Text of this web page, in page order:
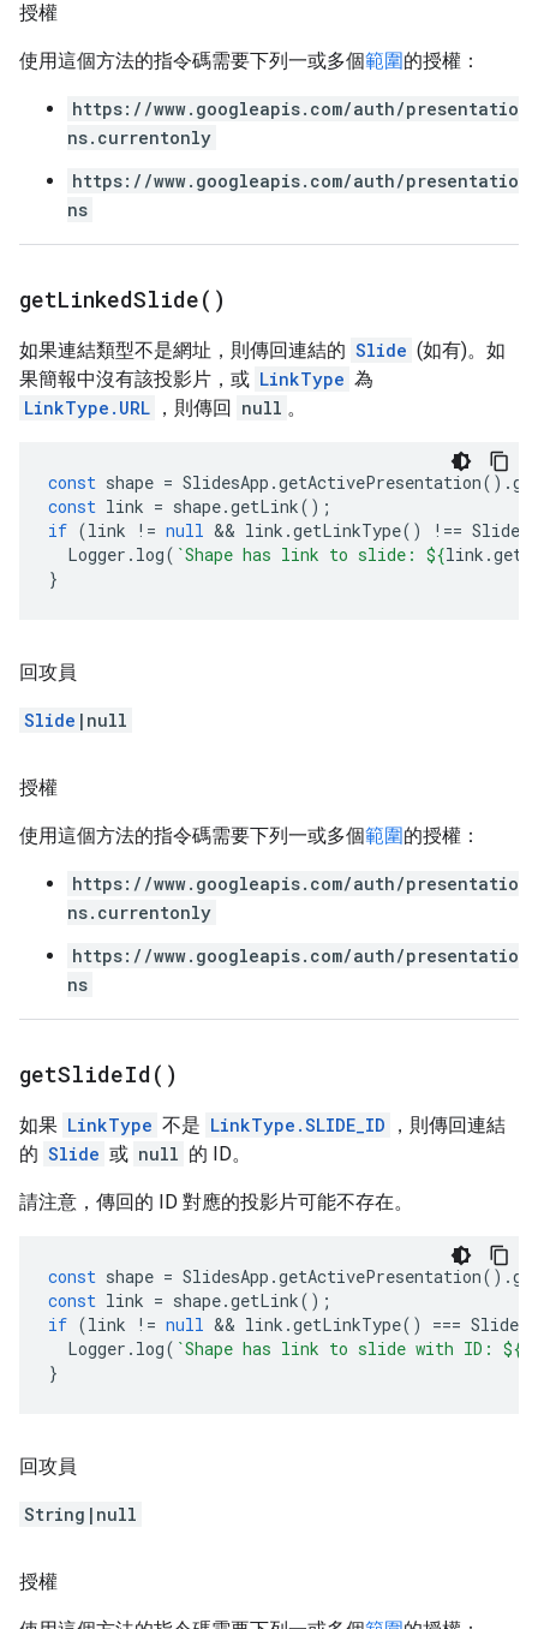
授權
使用這個方法的指令碼需要下列一或多個範圍的授權：
https://www.googleapis.com/auth/presentatio
ns.currentonly
https://www.googleapis.com/auth/presentatio
ns
getLinkedSlide( )
如果連結類型不是網址，則傳回連結的 Slide (如有)。如
果簡報中沒有該投影片，或 LinkType 為
LinkType.URL ，則傳回 null 。
const shape = SlidesApp .getActivePresentation().
const link = shape.getLink();
if (link != null && link .getLinkType() !==
Logger . log( `Shape has link to slide: ${link .
}
回攻員
Slide |null
授權
使用這個方法的指令碼需要下列一或多個範圍的授權：
https://www.googleapis.com/auth/presentatio
ns.currentonly
https://www.googleapis.com/auth/presentatio
ns
getSlideId( )
如果 LinkType 不是 LinkType.SLIDE_ID
，則傳回連結
的 Slide 或 null 的 ID。
請注意，傳回的 ID 對應的投影片可能不存在。
const shape = SlidesApp .getActivePresentation().
const link = shape.getLink();
if (link != null && link .getLinkType() ===
Logger . log( `Shape has link to slide with ID: ${
}
回攻員
String|null
授權